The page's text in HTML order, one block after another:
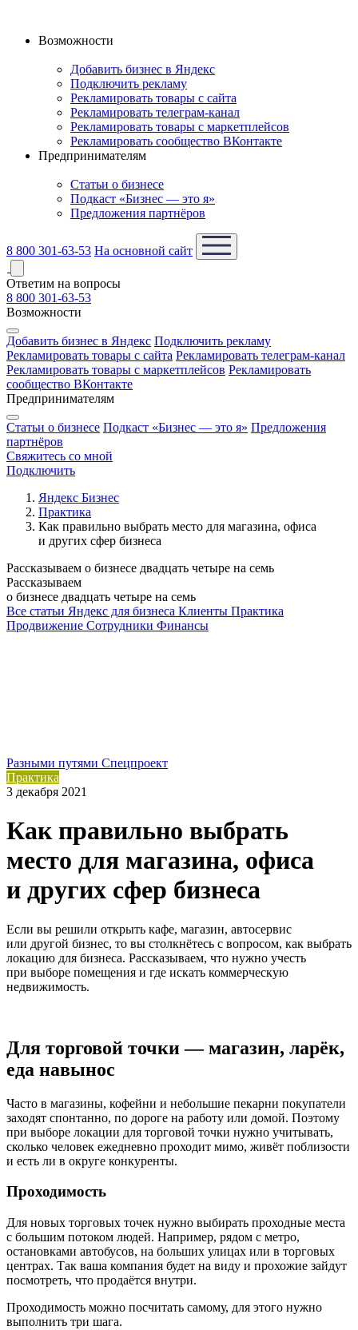
Возможности
Добавить бизнес в Яндекс
Подключить рекламу
Рекламировать товары с сайта
Рекламировать телеграм-канал
Рекламировать товары с маркетплейсов
Рекламировать сообщество ВКонтакте
Предпринимателям
Статьи о бизнесе
Подкаст «Бизнес — это я»
Предложения партнёров
8 800 301-63-53 На основной сайт
Ответим на вопросы
8 800 301-63-53
Возможности
Добавить бизнес в Яндекс Подключить рекламу
Рекламировать товары с сайта Рекламировать телеграм-канал
Рекламировать товары с маркетплейсов Рекламировать
сообщество ВКонтакте
Предпринимателям
Статьи о бизнесе Подкаст «Бизнес — это я» Предложения
партнёров
Свяжитесь со мной
Подключить
Яндекс Бизнес
Практика
Как правильно выбрать место для магазина, офиса
и других сфер бизнеса
Рассказываем о бизнесе двадцать четыре на семь
Рассказываем
о бизнесе двадцать четыре на семь
Все статьи Яндекс для бизнеса Клиенты Практика
Продвижение Сотрудники Финансы
Разными путями Спецпроект
Практика
3 декабря 2021
Как правильно выбрать
место для магазина, офиса
и других сфер бизнеса
Если вы решили открыть кафе, магазин, автосервис
или другой бизнес, то вы столкнётесь с вопросом, как выбрать
локацию для бизнеса. Рассказываем, что нужно учесть
при выборе помещения и где искать коммерческую
недвижимость.
Для торговой точки — магазин, ларёк,
еда навынос
Часто в магазины, кофейни и небольшие пекарни покупатели
заходят спонтанно, по дороге на работу или домой. Поэтому
при выборе локации для торговой точки нужно учитывать,
сколько человек ежедневно проходит мимо, живёт поблизости
и есть ли в округе конкуренты.
Проходимость
Для новых торговых точек нужно выбирать проходные места
с большим потоком людей. Например, рядом с метро,
остановками автобусов, на больших улицах или в торговых
центрах. Так ваша компания будет на виду и прохожие зайдут
посмотреть, что продаётся внутри.
Проходимость можно посчитать самому, для этого нужно
выполнить три шага.